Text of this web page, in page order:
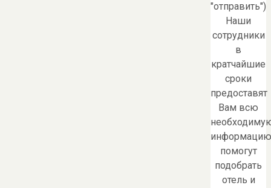
"отправить")
Наши
сотрудники
в
кратчайшие
сроки
предоставят
Вам всю
помогут
подобрать
отель и